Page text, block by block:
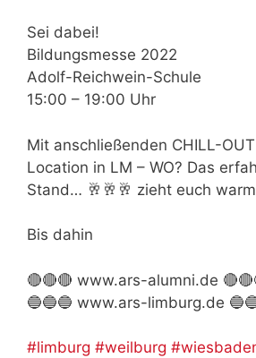
Sei dabei!
Bildungsmesse 2022
Adolf-Reichwein-Schule
15:00 – 19:00 Uhr
Mit anschließenden CHILL-
Location in LM – WO? Das
Stand… 🥂🥂🥂 zieht euch
Bis dahin
🔴🔴🔴 www.ars-alumni.de
🔵🔵🔵 www.ars-limburg.de
#limburg #weilburg